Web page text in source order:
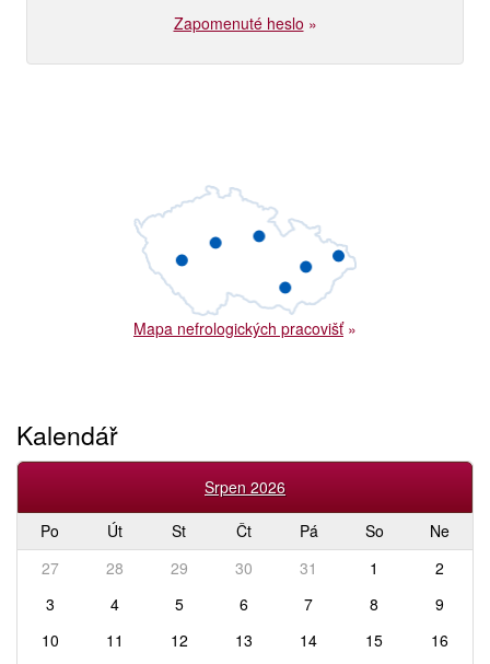
Zapomenuté heslo »
Mapa nefrologických pracovišť»
Kalendář
Srpen 2026
Po
Út St Čt Pá So
Ne
27
28 29 30 31 1
2
3
4 5 6 7 8
9
10
11 12 13 14 15
16